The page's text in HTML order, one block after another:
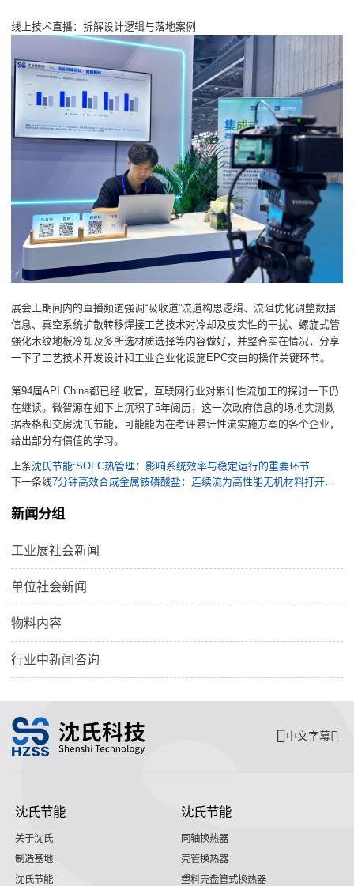
线上技术直播：拆解设计逻辑与落地案例
展会上期间内的直播频道强调“吸收道”流道构思逻缉、流阻优化调整数据
信息、真空系统扩散转移焊接工艺技术对冷却及皮实性的干扰、螺旋式管
强化木纹地板冷却及多所选材质选择等内容做好，并整合实在情况，分享
一下了工艺技术开发设计和工业企业化设施EPC交由的操作关键环节。
第94届API China都已经 收官，互联网行业对累计性流加工的探讨一下仍
在继读。微智源在如下上沉积了5年阅历，这一次政府信息的场地实测数
据表格和交房沈氏节能，可能能为在考评累计性流实施方案的各个企业，
给出部分有價值的学习。
上条沈氏节能:SOFC热管理：影响系统效率与稳定运行的重要环节
下一条线
7分钟高效合成金属铵磷酸盐：连续流为高性能无机材料打开新通路
新闻分组
工业展社会新闻
单位社会新闻
物料内容
行业中新闻咨询
中文字幕
沈氏节能
关于沈氏
制造基地
沈氏节能
沈氏节能
同轴换热器
壳管换热器
塑料壳盘管式换热器